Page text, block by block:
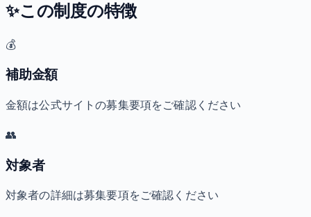
✨この制度の特徴
💰
補助金額
金額は公式サイトの募集要項をご確認ください
👥
対象者
対象者の詳細は募集要項をご確認ください